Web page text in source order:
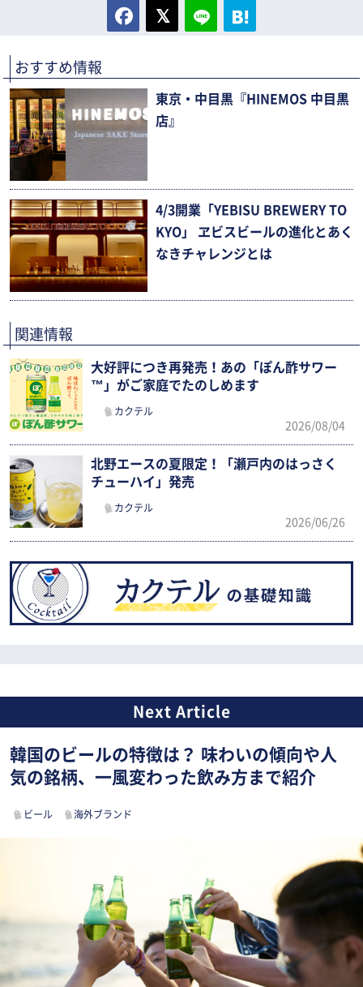
おすすめ情報
東京・中目黒『HINEMOS 中目黒
店』
4/3開業「YEBISU BREWERY TO
KYO」 ヱビスビールの進化とあく
なきチャレンジとは
関連情報
大好評につき再発売！あの「ぽん酢サワー
™」がご家庭でたのしめます
カクテル
2026/08/04
北野エースの夏限定！「瀬戸内のはっさく
チューハイ」発売
カクテル
2026/06/26
韓国のビールの特徴は？ 味わいの傾向や人
気の銘柄、一風変わった飲み方まで紹介
ビール 海外ブランド